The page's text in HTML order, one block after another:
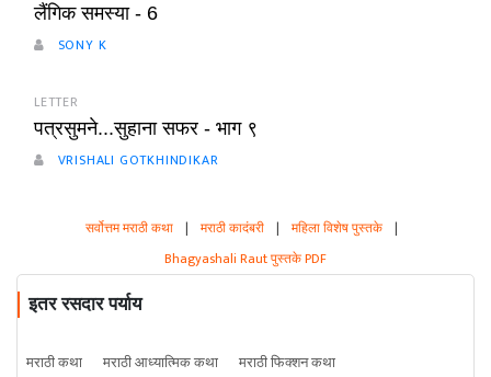
लैंगिक समस्या - 6
SONY K
LETTER
पत्रसुमने...सुहाना सफर - भाग ९
VRISHALI GOTKHINDIKAR
सर्वोत्तम मराठी कथा | मराठी कादंबरी | महिला विशेष पुस्तके |
Bhagyashali Raut पुस्तके PDF
इतर रसदार पर्याय
मराठी कथा मराठी आध्यात्मिक कथा
मराठी फिक्शन कथा